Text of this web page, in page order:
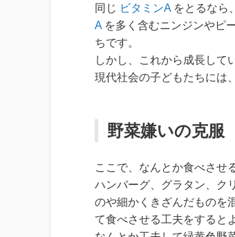
同じ ビタミンA をとるなら
A を多く含むニンジンやピ
ちです。
しかし、これから成長して
現代社会の子どもたちには
野菜嫌いの克服
ここで、なんとか食べさせ
ハンバーグ、グラタン、ク
のや細かくきざんだものを
て食べさせる工夫をすると